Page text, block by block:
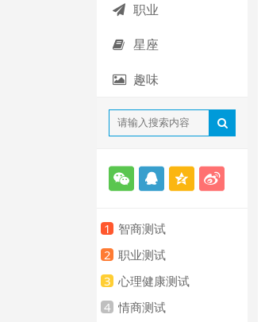
职业
星座
趣味
1
智商测试
2 职业测试
3 心理健康测试
4 情商测试